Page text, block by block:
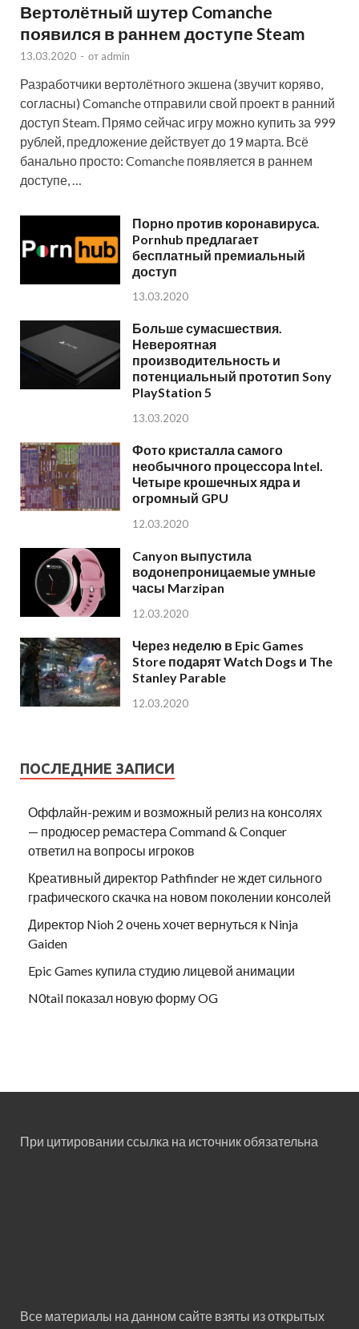
Вертолётный шутер Comanche
появился в раннем доступе Steam
13.03.2020 - от admin
Разработчики вертолётного экшена (звучит коряво,
согласны) Comanche отправили свой проект в ранний
доступ Steam. Прямо сейчас игру можно купить за 999
рублей, предложение действует до 19 марта. Всё
банально просто: Comanche появляется в раннем
доступе, …
Порно против коронавируса.
Pornhub предлагает
бесплатный премиальный
доступ
13.03.2020
Больше сумасшествия.
Невероятная
производительность и
потенциальный прототип Sony
PlayStation 5
13.03.2020
Фото кристалла самого
необычного процессора Intel.
Четыре крошечных ядра и
огромный GPU
12.03.2020
Canyon выпустила
водонепроницаемые умные
часы Marzipan
12.03.2020
Через неделю в Epic Games
Store подарят Watch Dogs и The
Stanley Parable
12.03.2020
ПОСЛЕДНИЕ ЗАПИСИ
Оффлайн-режим и возможный релиз на консолях
— продюсер ремастера Command & Conquer
ответил на вопросы игроков
Креативный директор Pathfinder не ждет сильного
графического скачка на новом поколении консолей
Директор Nioh 2 очень хочет вернуться к Ninja
Gaiden
Epic Games купила студию лицевой анимации
N0tail показал новую форму OG
При цитировании ссылка на источник обязательна
Все материалы на данном сайте взяты из открытых